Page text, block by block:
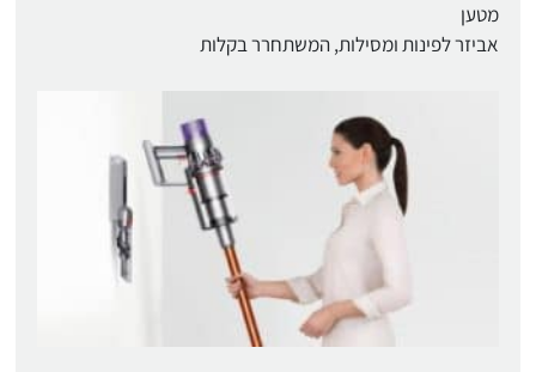
מטען
אביזר לפינות ומסילות, המשתחרר בקלות